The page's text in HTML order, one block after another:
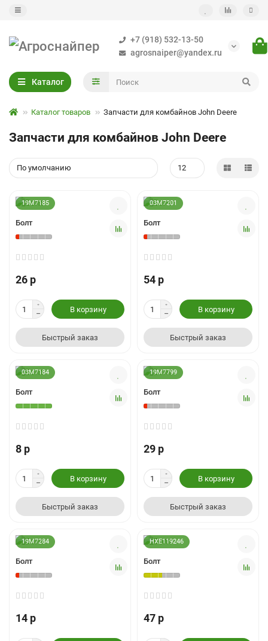
+7 (918) 532-13-50
agrosnaiper@yandex.ru
Каталог
Каталог товаров Запчасти для комбайнов John Deere
Запчасти для комбайнов John Deere
19M7185
Болт
26 р
В корзину
Быстрый заказ
03M7201
Болт
54 р
В корзину
Быстрый заказ
03M7184
Болт
8 р
В корзину
Быстрый заказ
19M7799
Болт
29 р
В корзину
Быстрый заказ
19M7284
Болт
14 р
HXE119246
Болт
47 р